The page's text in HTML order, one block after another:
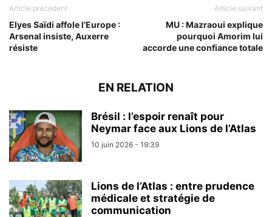
Article précédent
Elyes Saïdi affole l’Europe :
Arsenal insiste, Auxerre
résiste
Article suivant
MU : Mazraoui explique
pourquoi Amorim lui
accorde une confiance totale
EN RELATION
Brésil : l’espoir renaît pour
Neymar face aux Lions de l’Atlas
10 juin 2026 - 19:39
Lions de l’Atlas : entre prudence
médicale et stratégie de
communication